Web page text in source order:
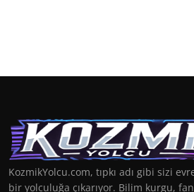
KozmikYolcu.com, tıpkı adı gibi sizi
bir yolculuğa çıkarıyor. Bilim kurgu,